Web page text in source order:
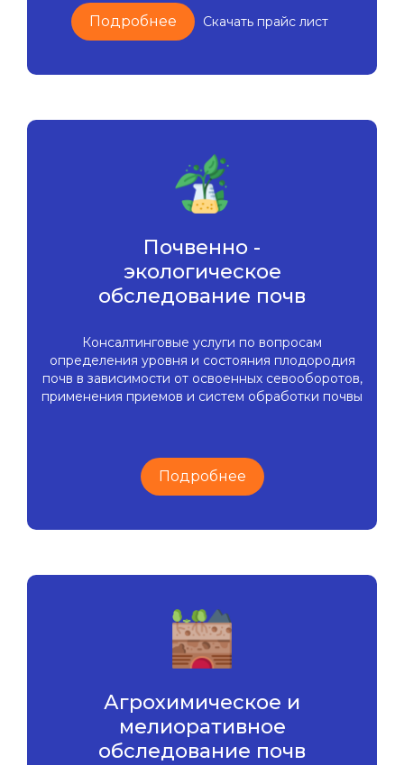
Подробнее Скачать прайс лист
Почвенно -
экологическое
обследование почв
Консалтинговые услуги по вопросам
определения уровня и состояния плодородия
почв в зависимости от освоенных севооборотов,
применения приемов и систем обработки почвы
Подробнее
Агрохимическое и
мелиоративное
обследование почв